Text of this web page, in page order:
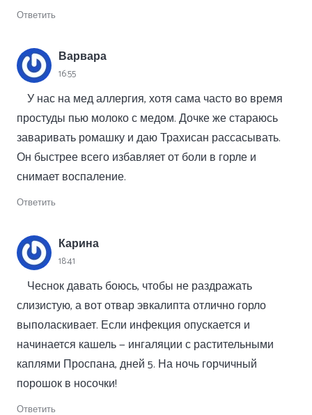
Ответить
Варвара
16:55
У нас на мед аллергия, хотя сама часто во время
простуды пью молоко с медом. Дочке же стараюсь
заваривать ромашку и даю Трахисан рассасывать.
Он быстрее всего избавляет от боли в горле и
снимает воспаление.
Ответить
Карина
18:41
Чеснок давать боюсь, чтобы не раздражать
слизистую, а вот отвар эвкалипта отлично горло
выполаскивает. Если инфекция опускается и
начинается кашель — ингаляции с растительными
каплями Проспана, дней 5. На ночь горчичный
порошок в носочки!
Ответить